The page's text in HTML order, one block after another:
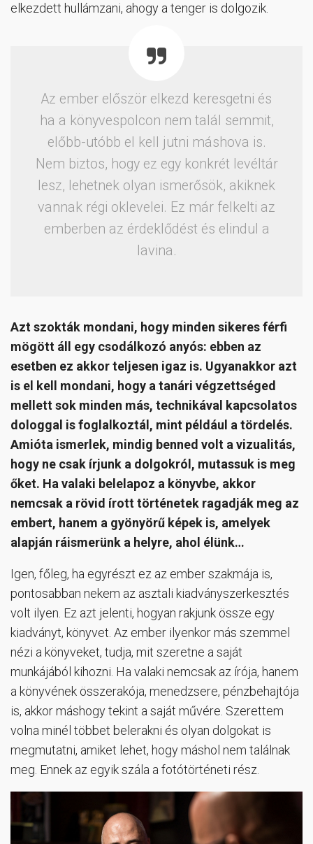
elkezdett hullámzani, ahogy a tenger is dolgozik.
Az ember először elkezd keresgetni és
ha a könyvespolcon nem talál semmit,
előbb-utóbb el kell jutni máshova is.
Nem biztos, hogy ez egy konkrét levéltár
lesz, lehetnek olyan ismerősök, akiknek
vannak régi oklevelei. Ez már felkelti az
emberben az érdeklődést és elindul a
lavina.
Azt szokták mondani, hogy minden sikeres férfi
mögött áll egy csodálkozó anyós: ebben az
esetben ez akkor teljesen igaz is. Ugyanakkor azt
is el kell mondani, hogy a tanári végzettséged
mellett sok minden más, technikával kapcsolatos
dologgal is foglalkoztál, mint például a tördelés.
Amióta ismerlek, mindig benned volt a vizualitás,
hogy ne csak írjunk a dolgokról, mutassuk is meg
őket. Ha valaki belelapoz a könyvbe, akkor
nemcsak a rövid írott történetek ragadják meg az
embert, hanem a gyönyörű képek is, amelyek
alapján ráismerünk a helyre, ahol élünk…
Igen, főleg, ha egyrészt ez az ember szakmája is,
pontosabban nekem az asztali kiadványszerkesztés
volt ilyen. Ez azt jelenti, hogyan rakjunk össze egy
kiadványt, könyvet. Az ember ilyenkor más szemmel
nézi a könyveket, tudja, mit szeretne a saját
munkájából kihozni. Ha valaki nemcsak az írója, hanem
a könyvének összerakója, menedzsere, pénzbehajtója
is, akkor máshogy tekint a saját művére. Szerettem
volna minél többet belerakni és olyan dolgokat is
megmutatni, amiket lehet, hogy máshol nem találnak
meg. Ennek az egyik szála a fotótörténeti rész.